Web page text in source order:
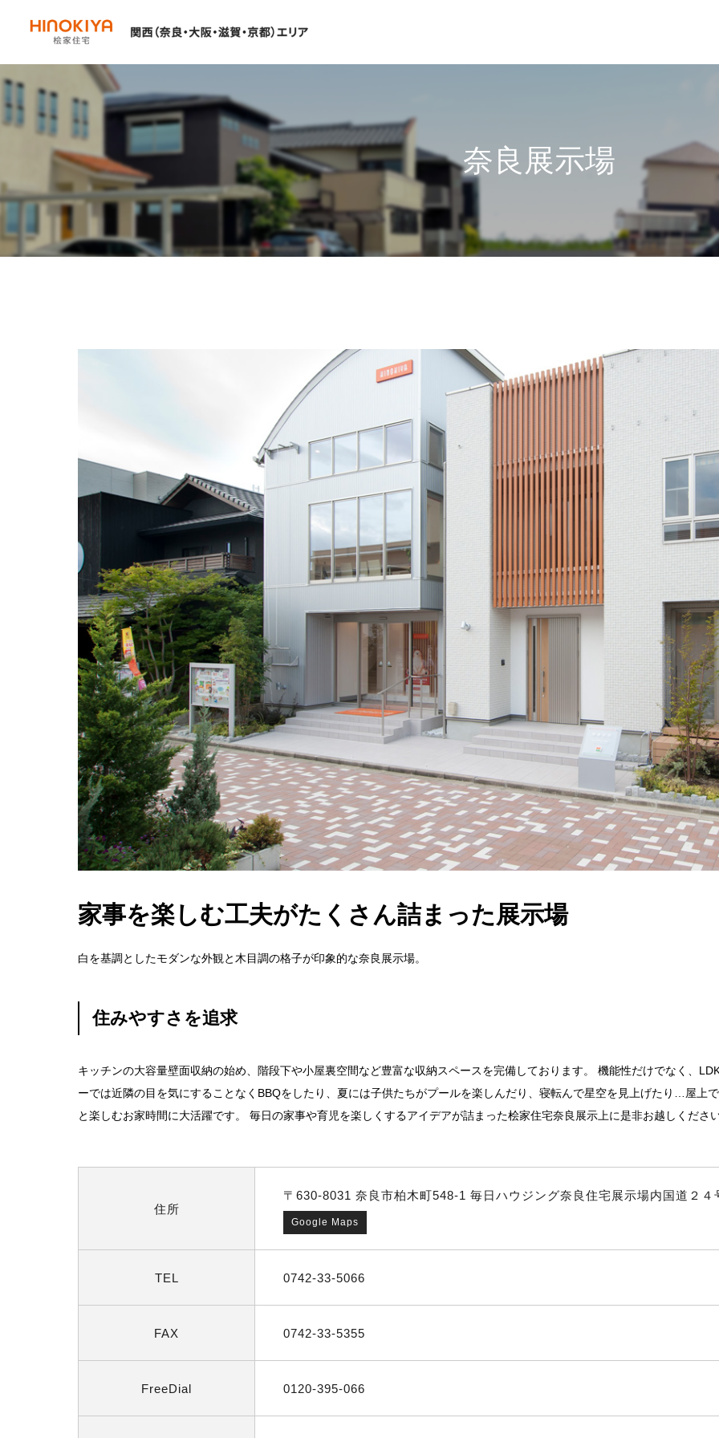
奈良展示場
家事を楽しむ工夫がたくさん詰まった展示場
白を基調としたモダンな外観と木目調の格子が印象的な奈良展示場。
住みやすさを追求
キッチンの大容量壁面収納の始め、階段下や小屋裏空間など豊富な収納スペースを完備しております。 機能性だけでなく、
ーでは近隣の目を気にすることなくBBQをしたり、夏には子供たちがプールを楽しんだり、寝転んで星空を見上げたり…屋上
と楽しむお家時間に大活躍です。 毎日の家事や育児を楽しくするアイデアが詰まった桧家住宅奈良展示上に是非お越しくださ
住所
〒630-8031 奈良市柏木町548-1 毎日ハウジング奈良住宅展示場内国道２
Google Maps
TEL 0742-33-5066
FAX 0742-33-5355
FreeDial 0120-395-066